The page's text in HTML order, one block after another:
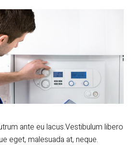
ante eu lacus.Vestibulum libero
eget, malesuada at, neque.